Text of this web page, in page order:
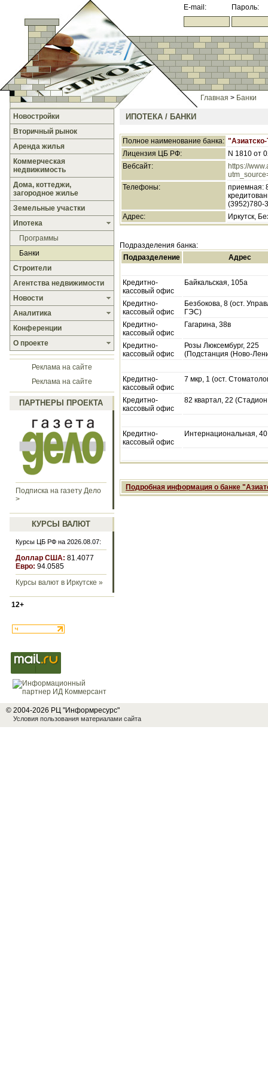
E-mail: Пароль:
Главная > Банки
Новостройки
Вторичный рынок
Аренда жилья
Коммерческая
недвижимость
Дома, коттеджи,
загородное жилье
Земельные участки
Ипотека
Программы
Банки
Строители
Агентства недвижимости
Новости
Аналитика
Конференции
О проекте
Реклама на сайте
Реклама на сайте
ПАРТНЕРЫ ПРОЕКТА
Подписка на газету Дело
>
КУРСЫ ВАЛЮТ
Курсы ЦБ РФ на 2026.08.07:
Доллар США: 81.4077
Евро: 94.0585
Курсы валют в Иркутске »
12+
ИПОТЕКА / БАНКИ
Полное наименование банка:
Лицензия ЦБ РФ:
N 1810 от
Вебсайт:
https://
Телефоны:
приемная:
(3952)780-
Адрес:
Иркутск,
Подразделения банка:
Подразделение
Адрес
Кредитно-
кассовый офис
Байкальская, 105а
Кредитно-
кассовый офис
Безбокова, 8 (ост.
ГЭС)
Кредитно-
кассовый офис
Гагарина, 38в
Кредитно-
кассовый офис
Розы Люксембург, 225
(Подстанция (Ново-
Кредитно-
кассовый офис
7 мкр, 1 (ост.
Кредитно-
кассовый офис
82 квартал, 22
Кредитно-
кассовый офис
Интернациональная, 40
Подробная информация о банке
© 2004-2026 РЦ "Информресурс"
Условия пользования материалами сайта